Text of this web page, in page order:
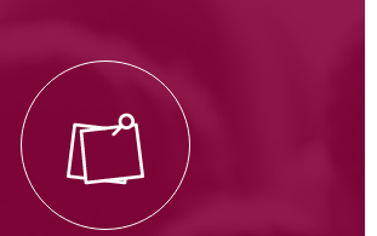
libertà di Assange non deve fermarsi! La
e il diritto dei cittadini di essere informati
nel mondo non devono essere soppresse.
Leggi di più